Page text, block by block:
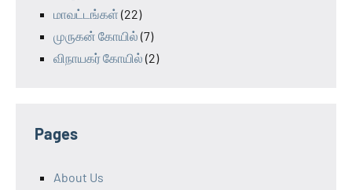
மாவட்டங்கள் (22)
முருகன் கோயில் (7)
விநாயகர் கோயில் (2)
Pages
About Us